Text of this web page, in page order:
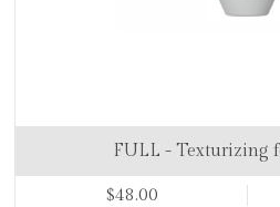
FULL - Texturizing
$48.00